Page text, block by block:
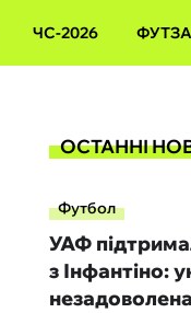
ЧС-2026
ОСТАННІ
Футбол
УАФ
з Інфантіно: